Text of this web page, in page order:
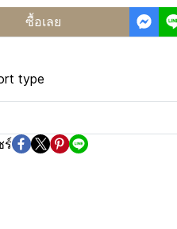
ซื้อเลย
type
ร์